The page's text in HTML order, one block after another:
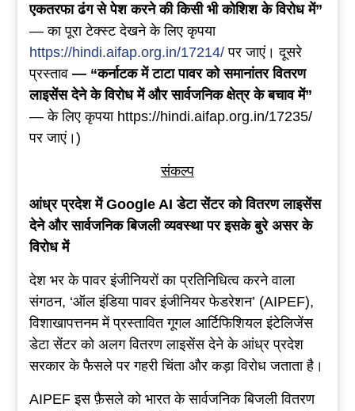
एकतरफा ढंग से पेश करने की किसी भी कोशिश के विरोध में”
— का पूरा टेक्स्ट देखने के लिए कृपया
https://hindi.aifap.org.in/17214/पर जाएं। दूसरे
प्रस्ताव — “कर्नाटक में टाटा पावर कोसमानांतर वितरण
लाइसेंस देने के विरोध में औरसार्वजनिक क्षेत्रके बचाव में”
— के लिए कृपया https://hindi.aifap.org.in/17235/
पर जाएं।)
संकल्प
आंध्र प्रदेश में Google AI डेटा सेंटर कोवितरणलाइसेंस
देने और सार्वजनिक बिजली व्यवस्था पर इसके बुरे असर के
विरोध में
देश भर के पावर इंजीनियरों का प्रतिनिधित्व करने वाला
संगठन, ‘ऑल इंडिया पावर इंजीनियर फेडरेशन’ (AIPEF),
विशाखापत्तनम में प्रस्तावित गूगल आर्टिफिशियल इंटेलिजेंस
डेटा सेंटर को अलग वितरण लाइसेंस देने के आंध्र प्रदेश
सरकार के फैसले पर गहरी चिंता और कड़ा विरोध जताता है।
AIPEF इस फ़ैसले को भारत के सार्वजनिक बिजली वितरण